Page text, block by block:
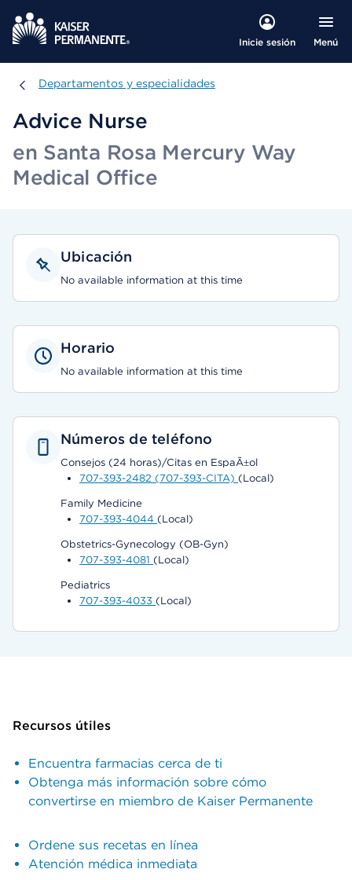
Inicie sesión Menú
Departamentos y especialidades
Departamentos y especialidades
Advice Nurse
en Santa Rosa Mercury Way
Medical Office
Ubicación
No available information at this time
Horario
No available information at this time
Números de teléfono
Consejos (24 horas)/Citas en EspaÃ±ol
707-393-2482 (707-393-CITA) (Local)
Family Medicine
707-393-4044 (Local)
Obstetrics-Gynecology (OB-Gyn)
707-393-4081 (Local)
Pediatrics
707-393-4033 (Local)
Recursos útiles
Encuentra farmacias cerca de ti
Obtenga más información sobre cómo
convertirse en miembro de Kaiser Permanente
Ordene sus recetas en línea
Atención médica inmediata